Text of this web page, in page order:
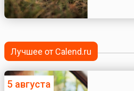
Лучшее от Calend.ru
5 августа